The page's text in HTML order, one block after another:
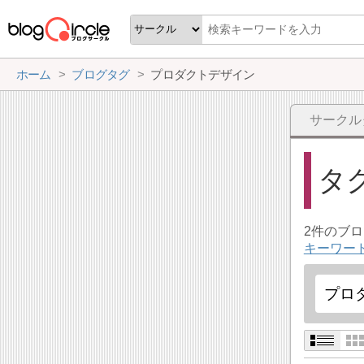
ホーム ブログタグ プロダクトデザイン
サーク
タ
2件のブ
キーワー